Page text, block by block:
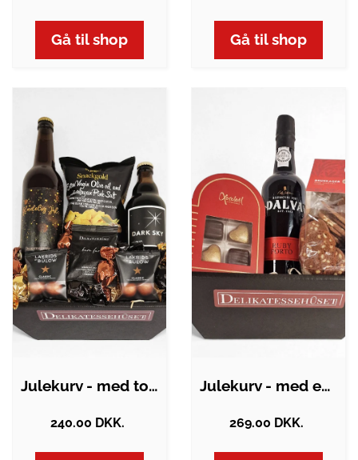
Gå til shop Gå til shop
Julekurv - med to danske juleøl, sødt og…
240.00 DKK.
Julekurv - med en lille flaske portvin,…
269.00 DKK.